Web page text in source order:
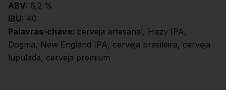
ABV: 6,2 %
IBU: 40
Palavras-chave: cerveja artesanal, Hazy IPA,
Dogma, New England IPA, cerveja brasileira, cerveja
lupulada, cerveja premium